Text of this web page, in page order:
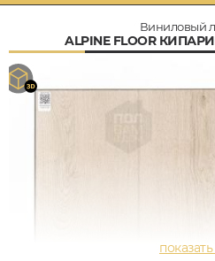
Виниловый
ALPINE FLOOR